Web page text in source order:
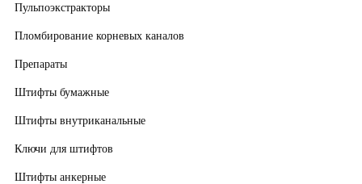
Пульпоэкстракторы
Пломбирование корневых каналов
Препараты
Штифты бумажные
Штифты внутриканальные
Ключи для штифтов
Штифты анкерные